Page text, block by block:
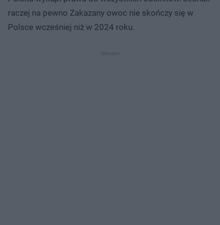
raczej na pewno Zakazany owoc nie skończy się w
Polsce wcześniej niż w 2024 roku.